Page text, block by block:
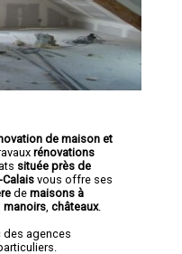
de maison et
rénovations
située près de
vous offre ses
de maisons à
manoirs châteaux.
des agences